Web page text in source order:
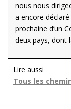
nous nous
a encore
prochaine d’un
deux pays, dont
Lire aussi
Tous les